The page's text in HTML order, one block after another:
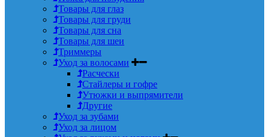
Товары для глаз
Товары для груди
Товары для сна
Товары для шеи
Триммеры
Уход за волосами
Расчески
Стайлеры и гофре
Утюжки и выпрямители
Другие
Уход за зубами
Уход за лицом